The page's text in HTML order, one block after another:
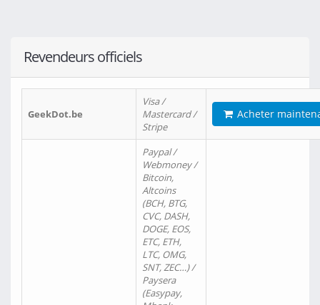
Revendeurs officiels
GeekDot.be
Visa /
Mastercard /
Stripe
Acheter
Paypal /
Webmoney /
Bitcoin,
Altcoins
(BCH, BTG,
CVC, DASH,
DOGE, EOS,
ETC, ETH,
LTC, OMG,
SNT, ZEC…) /
Paysera
(Easypay,